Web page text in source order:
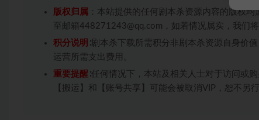
版权归属 ：本站提供的任何剧本杀资源内容的版权
至邮箱448271243@qq.com，如若情况属实，我们
积分说明 ∶剧本杀下载所需积分非剧本杀资源自身价
运营所需支出费用。
重要提醒 ∶任何情况下，本站及相关人士对于访问或
【搬运】和【账号共享】可能会被取消VIP，恕不另行